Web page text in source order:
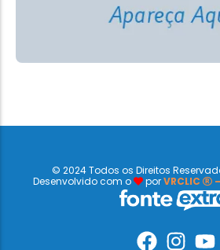
© 2024 Todos os Direitos
Desenvolvido com o
porVRCLIC